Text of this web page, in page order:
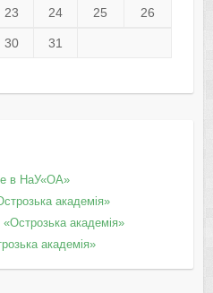
23 24 25 26
30
31
в НаУ«ОА»
академія»
«Острозька академія»
академія»